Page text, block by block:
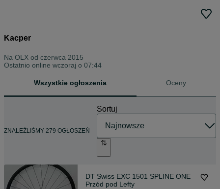
Kacper
Na OLX od czerwca 2015
Ostatnio online wczoraj o 07:44
Wszystkie ogłoszenia Oceny
ZNALEŹLIŚMY 279 OGŁOSZEŃ
Sortuj
DT Swiss EXC 1501 SPLINE ONE
Przód pod Lefty